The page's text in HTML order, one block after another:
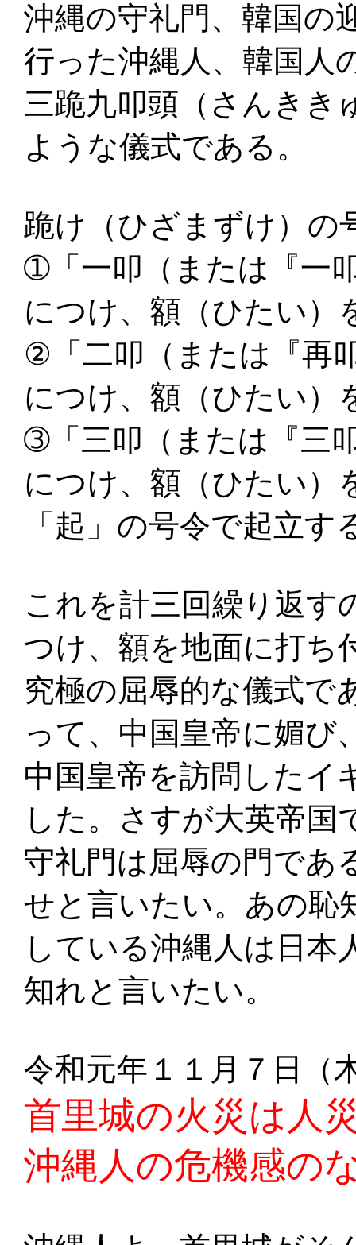
沖縄の守礼門、韓国の
行った沖縄人、韓国人
三跪九叩頭（さんきき
ような儀式である。
跪け（ひざまずけ）の
➀「一叩（または『一
につけ、額（ひたい）
②「二叩（または『再
につけ、額（ひたい）
➂「三叩（または『三
につけ、額（ひたい）
「起」の号令で起立す
これを計三回繰り返す
つけ、額を地面に打ち
究極の屈辱的な儀式で
って、中国皇帝に媚び
中国皇帝を訪問したイ
した。さすが大英帝国
守礼門は屈辱の門であ
せと言いたい。あの恥
している沖縄人は日本
知れと言いたい。
令和元年１１月７日（
首里城の火災は人
沖縄人の危機感の